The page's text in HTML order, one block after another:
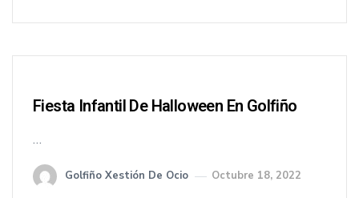
Fiesta Infantil De Halloween En Golfiño
…
Golfiño Xestión De Ocio Octubre 18, 2022